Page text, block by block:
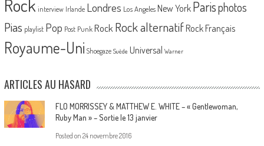
Rock interview Irlande Londres Los Angeles New York Parisphotos
Pias playlist Pop Post Punk Rock Rock alternatif Rock Français
Royaume-Uni Shoegaze Suède Universal Warner
ARTICLES AU HASARD
FLO MORRISSEY & MATTHEW E. WHITE – « Gentlewoman,
Ruby Man » – Sortie le 13 janvier
Posted on 24 novembre 2016